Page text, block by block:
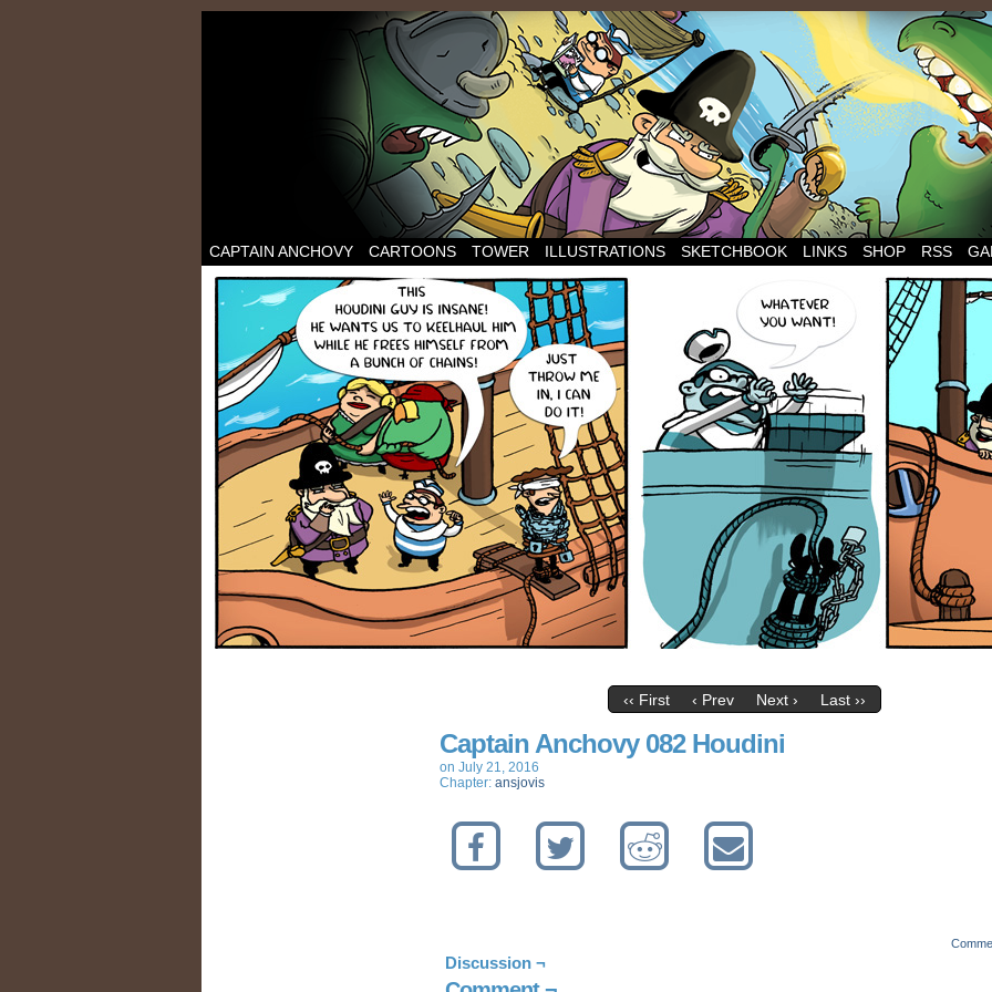
CAPTAIN ANCHOVY CARTOONS TOWER ILLUSTRATIONS SKETCHBOOK LINKS SHOP RSS
‹‹ First ‹ Prev Next › Last ››
Captain Anchovy 082 Houdini
on July 21, 2016
Chapter: ansjovis
Discussion ¬